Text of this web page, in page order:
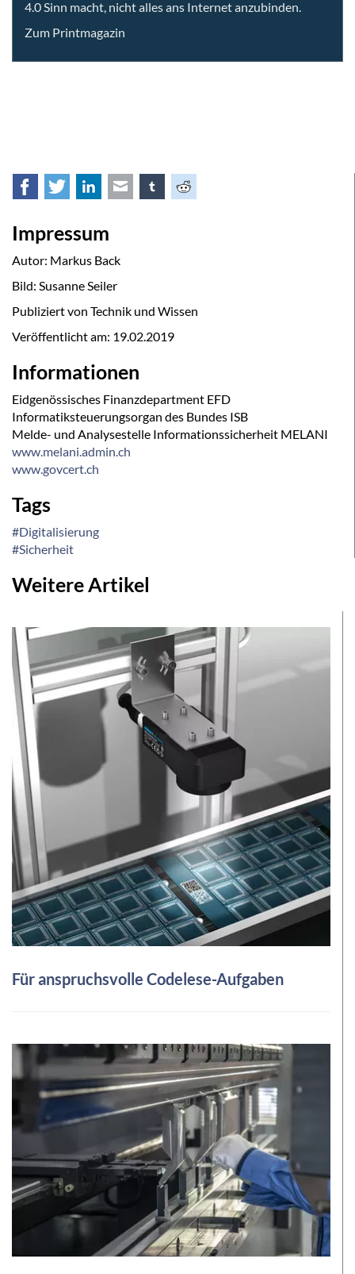
4.0 Sinn macht, nicht alles ans Internet anzubinden.
Zum Printmagazin
Facebook
TwitterLinkedInE-mail tumblrReddit
Impressum
Autor: Markus Back
Bild: Susanne Seiler
Publiziert von Technik und Wissen
Veröffentlicht am: 19.02.2019
Informationen
Eidgenössisches Finanzdepartment EFD
Informatiksteuerungsorgan des Bundes ISB
Melde- und Analysestelle Informationssicherheit MELANI
www.melani.admin.ch
www.govcert.ch
Tags
#Digitalisierung
#Sicherheit
Weitere Artikel
Für anspruchsvolle Codelese-Aufgaben